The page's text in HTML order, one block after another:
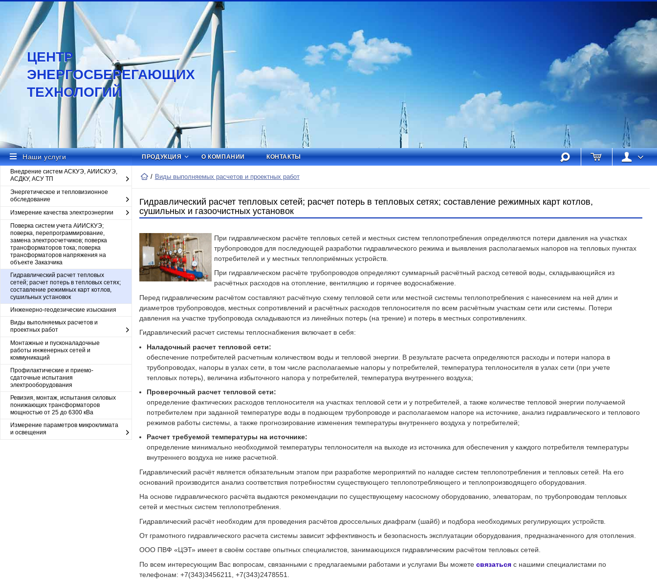
ЦЕНТР
ЭНЕРГОСБЕРЕГАЮЩИХ
ТЕХНОЛОГИЙ
Наши услуги ПРОДУКЦИЯ О КОМПАНИИ КОНТАКТЫ
Внедрение систем АСКУЭ, АИИСКУЭ,
АСДКУ, АСУ ТП
Энергетическое и тепловизионное
обследование
Измерение качества электроэнергии
Поверка систем учета АИИСКУЭ;
поверка, перепрограммирование,
замена электросчетчиков; поверка
трансформаторов тока; поверка
трансформаторов напряжения на
объекте Заказчика
Гидравлический расчет тепловых
сетей; расчет потерь в тепловых сетях;
составление режимных карт котлов,
сушильных установок
Инженерно-геодезические изыскания
Виды выполняемых расчетов и
проектных работ
Монтажные и пусконаладочные
работы инженерных сетей и
коммуникаций
Профилактические и приемо-
сдаточные испытания
электрооборудования
Ревизия, монтаж, испытания силовых
понижающих трансформаторов
мощностью от 25 до 6300 кВа
Измерение параметров микроклимата
и освещения
Виды выполняемых расчетов и проектных работ
Гидравлический расчет тепловых сетей; расчет потерь в тепловых сетях; составление режимных карт котлов,
сушильных и газоочистных установок
При гидравлическом расчёте тепловых сетей и местных систем теплопотребления определяются потери давления на участках
трубопроводов для последующей разработки гидравлического режима и выявления располагаемых напоров на тепловых пунктах
потребителей и у местных теплоприёмных устройств.
При гидравлическом расчёте трубопроводов определяют суммарный расчётный расход сетевой воды, складывающийся из
расчётных расходов на отопление, вентиляцию и горячее водоснабжение.
Перед гидравлическим расчётом составляют расчётную схему тепловой сети или местной системы теплопотребления с нанесением на ней длин и
диаметров трубопроводов, местных сопротивлений и расчётных расходов теплоносителя по всем расчётным участкам сети или системы. Потери
давления на участке трубопровода складываются из линейных потерь (на трение) и потерь в местных сопротивлениях.
Гидравлический расчет системы теплоснабжения включает в себя:
Наладочный расчет тепловой сети:
обеспечение потребителей расчетным количеством воды и тепловой энергии. В результате расчета определяются расходы и потери напора в
трубопроводах, напоры в узлах сети, в том числе располагаемые напоры у потребителей, температура теплоносителя в узлах сети (при учете
тепловых потерь), величина избыточного напора у потребителей, температура внутреннего воздуха;
Проверочный расчет тепловой сети:
определение фактических расходов теплоносителя на участках тепловой сети и у потребителей, а также количестве тепловой энергии получаемой
потребителем при заданной температуре воды в подающем трубопроводе и располагаемом напоре на источнике, анализ гидравлического и теплового
режимов работы системы, а также прогнозирование изменения температуры внутреннего воздуха у потребителей;
Расчет требуемой температуры на источнике:
определение минимально необходимой температуры теплоносителя на выходе из источника для обеспечения у каждого потребителя температуры
внутреннего воздуха не ниже расчетной.
Гидравлический расчёт является обязательным этапом при разработке мероприятий по наладке систем теплопотребления и тепловых сетей. На его
оснований производится анализ соответствия потребностям существующего теплопотребляющего и теплопроизводящего оборудования.
На основе гидравлического расчёта выдаются рекомендации по существующему насосному оборудованию, элеваторам, по трубопроводам тепловых
сетей и местных систем теплопотребления.
Гидравлический расчёт необходим для проведения расчётов дроссельных диафрагм (шайб) и подбора необходимых регулирующих устройств.
От грамотного гидравлического расчета системы зависит эффективность и безопасность эксплуатации оборудования, предназначенного для отопления.
ООО ПВФ «ЦЭТ» имеет в своём составе опытных специалистов, занимающихся гидравлическим расчётом тепловых сетей.
По всем интересующим Вас вопросам, связанными с предлагаемыми работами и услугами Вы можете связаться с нашими специалистами по
телефонам: +7(343)3456211, +7(343)2478551.